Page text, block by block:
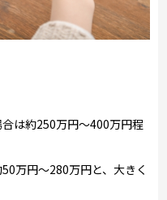
は約250万円～400万円程
万円～280万円と、大きく